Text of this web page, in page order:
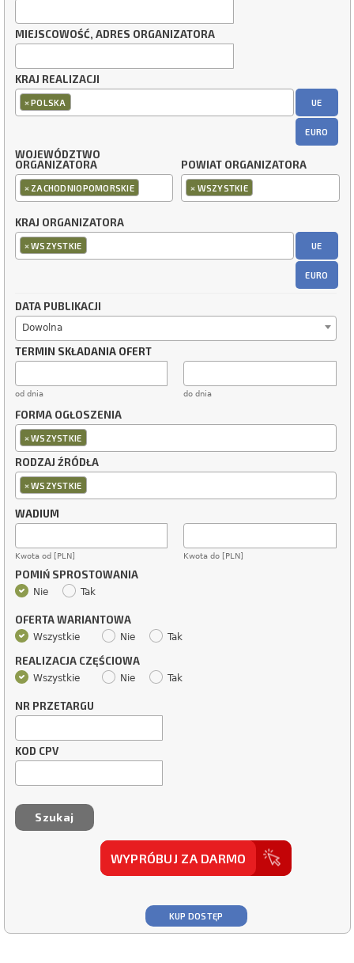
MIEJSCOWOŚĆ, ADRES ORGANIZATORA
KRAJ REALIZACJI
×POLSKA UE
EURO
WOJEWÓDZTWO
ORGANIZATORA
× ZACHODNIOPOMORSKIE
POWIAT ORGANIZATORA
× WSZYSTKIE
KRAJ ORGANIZATORA
×WSZYSTKIE UE
EURO
DATA PUBLIKACJI
Dowolna
TERMIN SKŁADANIA OFERT
od dnia do dnia
FORMA OGŁOSZENIA
×WSZYSTKIE
RODZAJ ŹRÓDŁA
×WSZYSTKIE
WADIUM
Kwota od [PLN] Kwota do [PLN]
POMIŃ SPROSTOWANIA
Nie Tak
OFERTA WARIANTOWA
Wszystkie Nie Tak
REALIZACJA CZĘŚCIOWA
Wszystkie Nie Tak
NR PRZETARGU
KOD CPV
WYPRÓBUJ ZA DARMO
KUP DOSTĘP